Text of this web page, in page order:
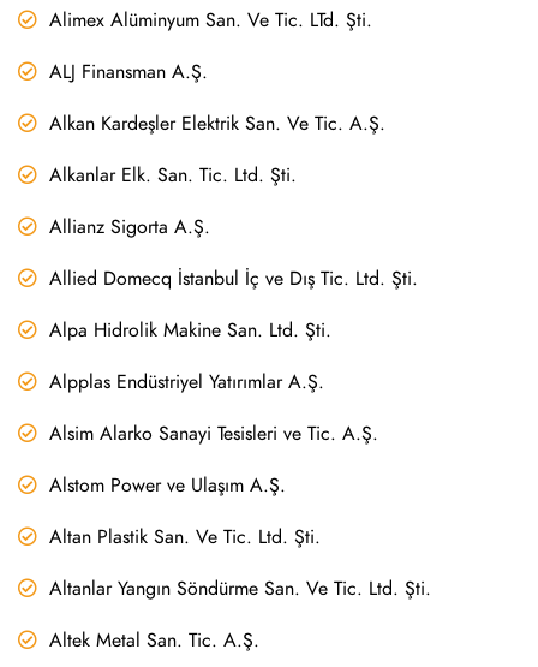
Alimex Alüminyum San. Ve Tic. LTd. Şti.
ALJ Finansman A.Ş.
Alkan Kardeşler Elektrik San. Ve Tic. A.Ş.
Alkanlar Elk. San. Tic. Ltd. Şti.
Allianz Sigorta A.Ş.
Allied Domecq İstanbul İç ve Dış Tic. Ltd. Şti.
Alpa Hidrolik Makine San. Ltd. Şti.
Alpplas Endüstriyel Yatırımlar A.Ş.
Alsim Alarko Sanayi Tesisleri ve Tic. A.Ş.
Alstom Power ve Ulaşım A.Ş.
Altan Plastik San. Ve Tic. Ltd. Şti.
Altanlar Yangın Söndürme San. Ve Tic. Ltd. Şti.
Altek Metal San. Tic. A.Ş.